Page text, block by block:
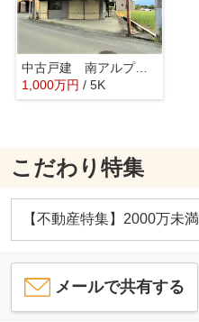
中古戸建 南アルプス市小笠原
1,000万円 / 5K
こだわり特集
【不動産特集】2000万未満
メールで共有する